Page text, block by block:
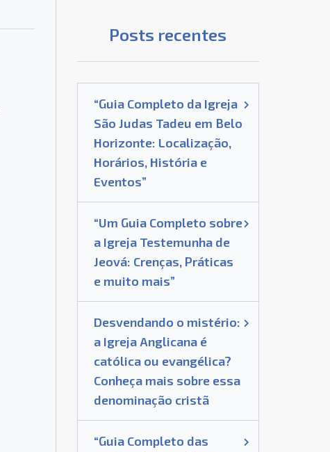
Posts recentes
“Guia Completo da Igreja
São Judas Tadeu em Belo
Horizonte: Localização,
Horários, História e
Eventos”
“Um Guia Completo sobre
a Igreja Testemunha de
Jeová: Crenças, Práticas
e muito mais”
Desvendando o mistério:
a Igreja Anglicana é
católica ou evangélica?
Conheça mais sobre essa
denominação cristã
“Guia Completo das